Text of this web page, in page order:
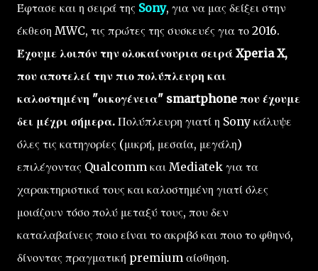
Έφτασε και η σειρά της Sony, για να μας δείξει στην
έκθεση MWC, τις πρώτες της συσκευές για το 2016.
Έχουμε λοιπόν την ολοκαίνουρια σειρά Xperia X,
που αποτελεί την πιο πολύπλευρη και
καλοστημένη "οικογένεια" smartphone που έχουμε
δει μέχρι σήμερα. Πολύπλευρη γιατί η Sony κάλυψε
όλες τις κατηγορίες (μικρή, μεσαία, μεγάλη)
επιλέγοντας Qualcomm και Mediatek για τα
χαρακτηριστικά τους και καλοστημένη γιατί όλες
μοιάζουν τόσο πολύ μεταξύ τους, που δεν
καταλαβαίνεις ποιο είναι το ακριβό και ποιο το φθηνό,
δίνοντας πραγματική premium αίσθηση.